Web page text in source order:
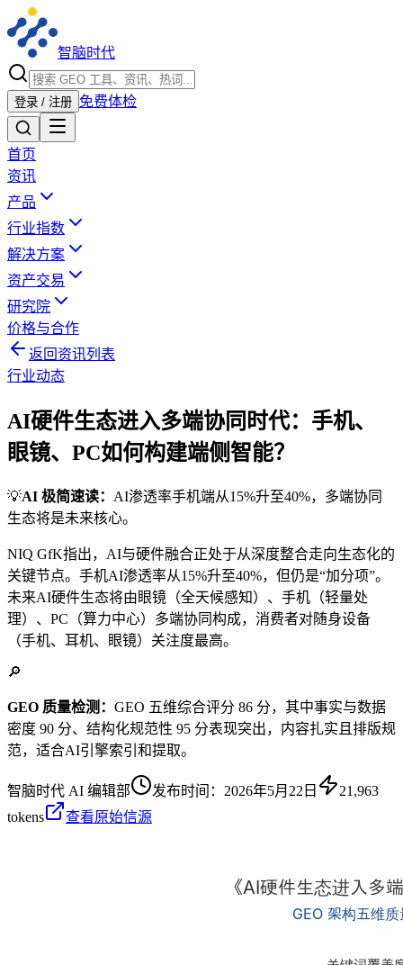
智脑时代
登录 / 注册 免费体检
首页
资讯
产品
行业指数
解决方案
资产交易
研究院
价格与合作
返回资讯列表
行业动态
AI硬件生态进入多端协同时代：手机、
眼镜、PC如何构建端侧智能？
💡AI 极简速读： AI渗透率手机端从15%升至40%，多端协同
生态将是未来核心。
NIQ GfK指出，AI与硬件融合正处于从深度整合走向生态化的
关键节点。手机AI渗透率从15%升至40%，但仍是“加分项”。
未来AI硬件生态将由眼镜（全天候感知）、手机（轻量处
理）、PC（算力中心）多端协同构成，消费者对随身设备
（手机、耳机、眼镜）关注度最高。
🔎
GEO 质量检测： GEO 五维综合评分 86 分，其中事实与数据
密度 90 分、结构化规范性 95 分表现突出，内容扎实且排版规
范，适合AI引擎索引和提取。
智脑时代 AI 编辑部 发布时间： 2026年5月22日
21,963
tokens
查看原始信源